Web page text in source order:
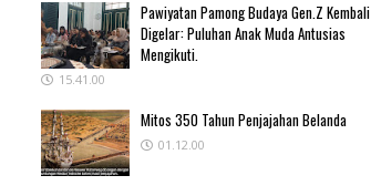
Pawiyatan Pamong Budaya Gen.Z Kembali
Digelar: Puluhan Anak Muda Antusias
Mengikuti.
15.41.00
Mitos 350 Tahun Penjajahan Belanda
01.12.00